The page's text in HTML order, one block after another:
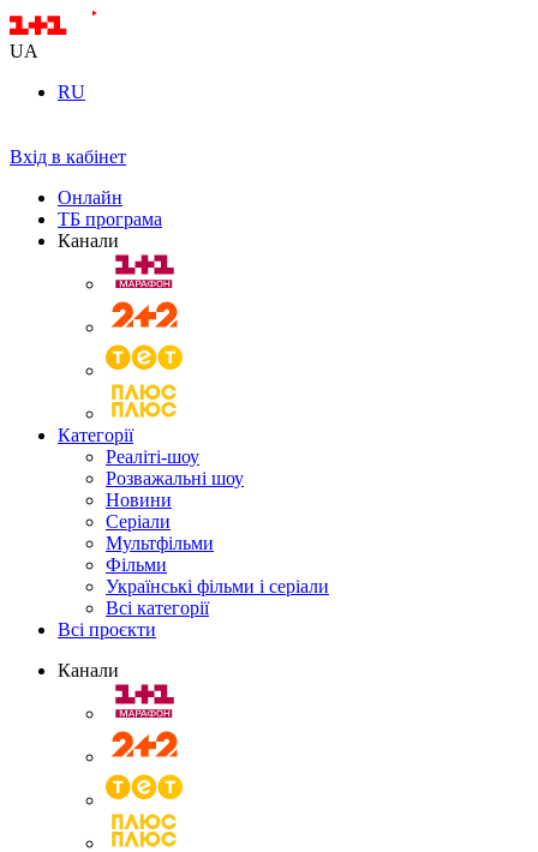
UA
RU
Вхід в кабінет
Онлайн
ТБ програма
Канали
Категорії
Реаліті-шоу
Розважальні шоу
Новини
Серіали
Мультфільми
Фільми
Українські фільми і серіали
Всі категорії
Всі проєкти
Канали